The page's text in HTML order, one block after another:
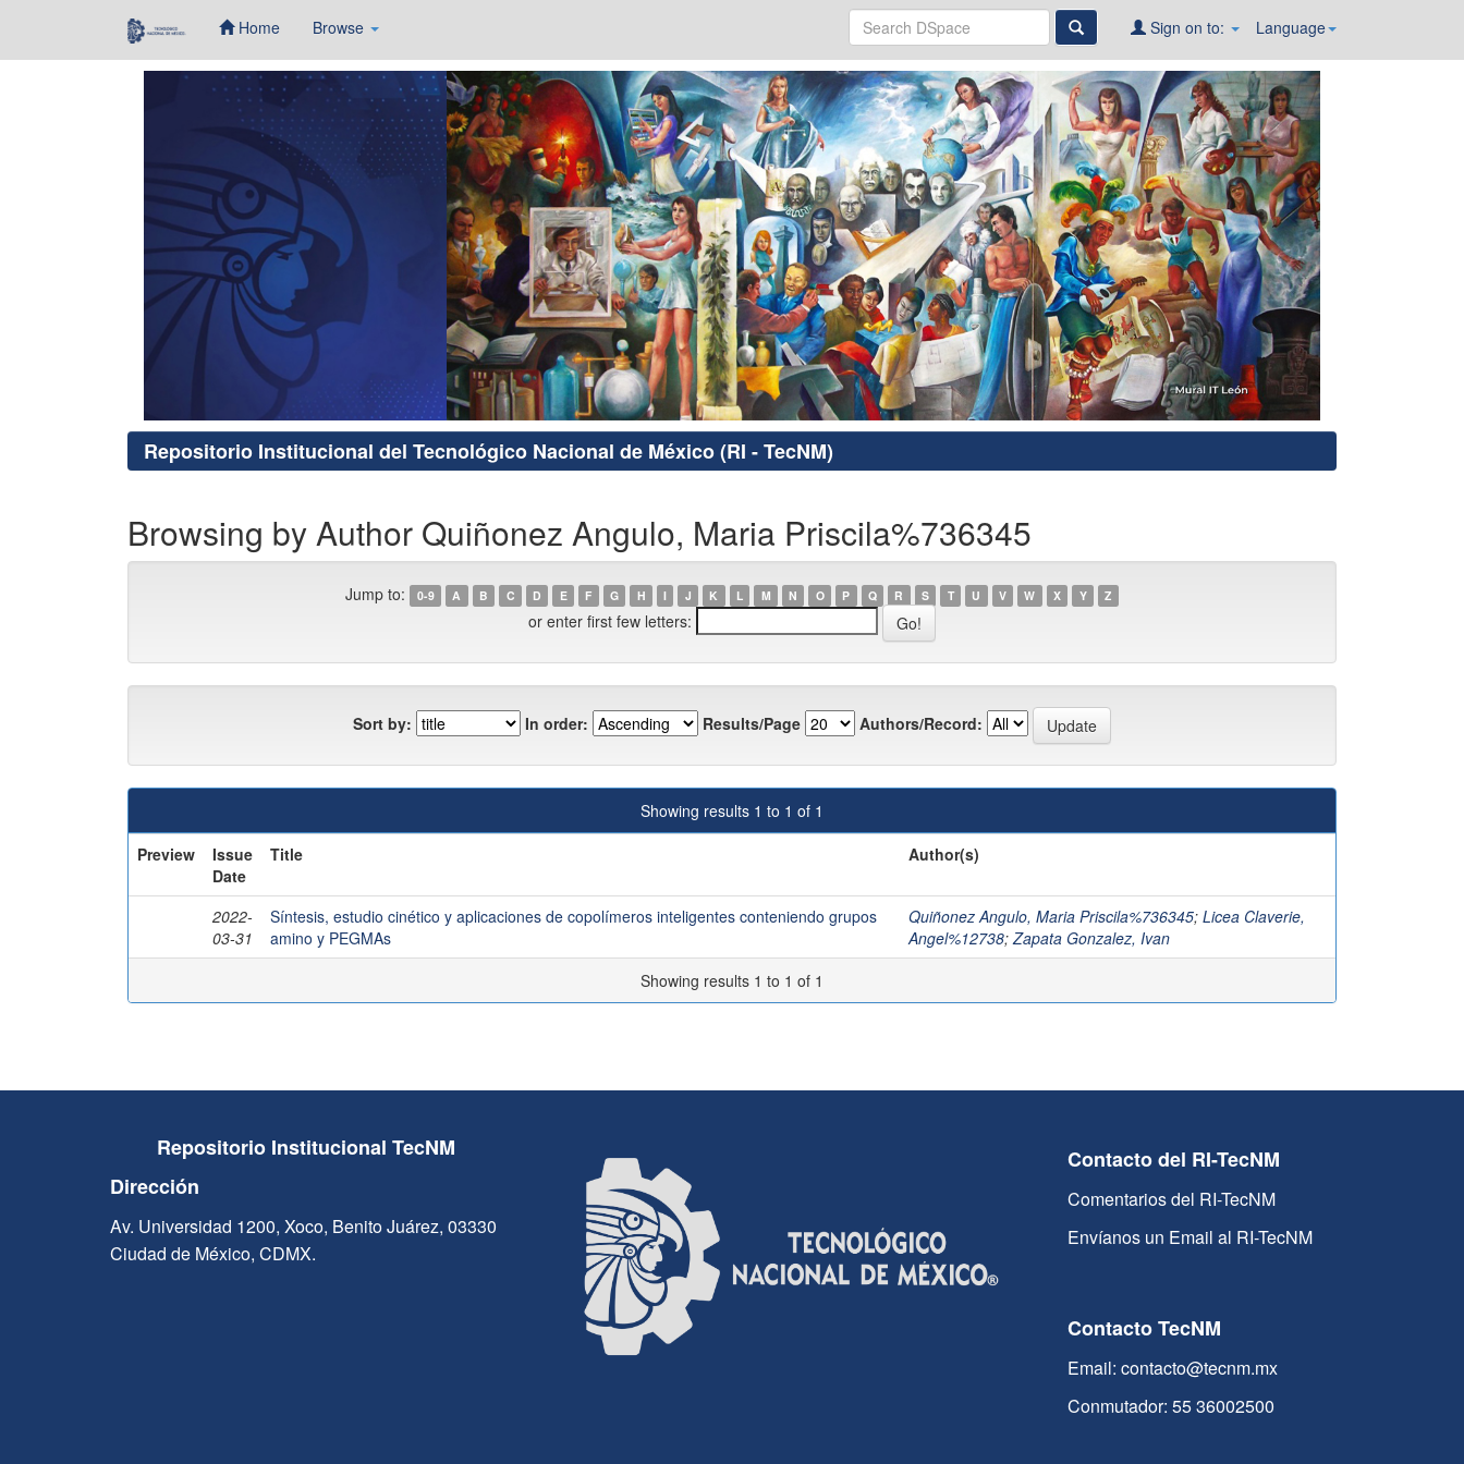
Home Browse Language
Sign on to:
Repositorio Institucional del Tecnológico Nacional de México (RI - TecNM)
Browsing by Author Quiñonez Angulo, Maria Priscila%736345
Jump to: 0-9 A B C D E F G H I J K L M N O P Q R S T U V W X Y Z
or enter first few letters:
Sort by: In order: Results/Page Authors/Record:
Showing results 1 to 1 of 1
Preview
Issue
Date
Title Author(s)
2022-
03-31
Síntesis, estudio cinético y aplicaciones de copolímeros inteligentes conteniendo grupos
amino y PEGMAs
Quiñonez Angulo, Maria Priscila%736345; Licea Claverie,
Angel%12738;Zapata Gonzalez, Ivan
Showing results 1 to 1 of 1
Repositorio Institucional TecNM
Dirección
Av. Universidad 1200, Xoco, Benito Juárez, 03330
Ciudad de México, CDMX.
Contacto del RI-TecNM
Comentarios del RI-TecNM
Envíanos un Email al RI-TecNM
Contacto TecNM
Email: contacto@tecnm.mx
Conmutador: 55 36002500